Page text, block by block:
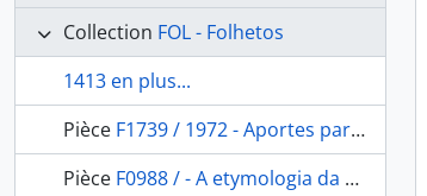
Collection FOL - Folhetos
1413 en plus...
Pièce F1739 / 1972 - Aportes para una recopilación de textos de los chiripá
Pièce F0988 / - A etymologia da palavra emboaba